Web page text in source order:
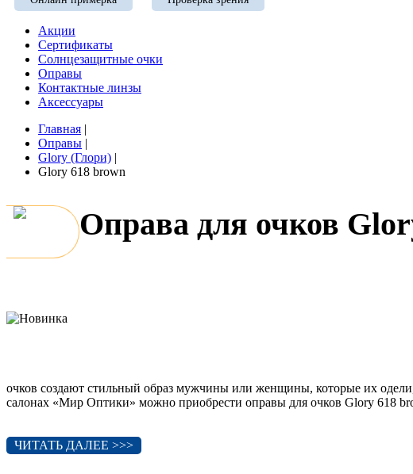
Акции
Сертификаты
Солнцезащитные очки
Оправы
Контактные линзы
Аксессуары
Главная |
Оправы |
Glory (Глори) |
Glory 618 brown
Оправа для очков
очков создают стильный образ мужчины или женщины, которые их
салонах «Мир Оптики» можно приобрести оправы для очков Glory 618
ЧИТАТЬ ДАЛЕЕ >>>